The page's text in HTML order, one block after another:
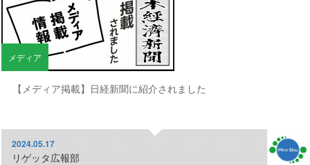
メディア
【メディア掲載】日経新聞に紹介されました
2024.05.17
リゲッタ広報部